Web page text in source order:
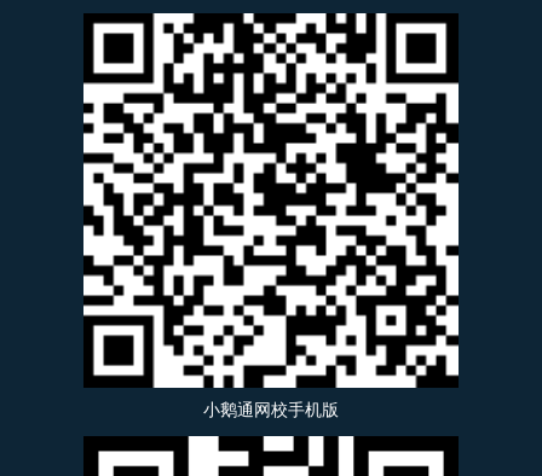
小鹅通网校手机版